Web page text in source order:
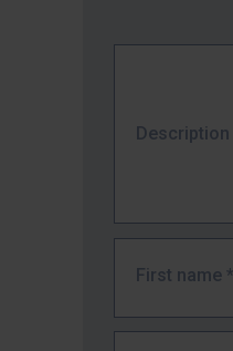
Description
First name *